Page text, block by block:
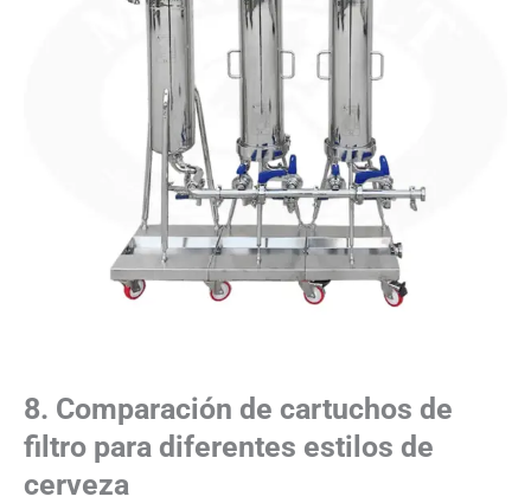
8. Comparación de cartuchos de
filtro para diferentes estilos de
cerveza